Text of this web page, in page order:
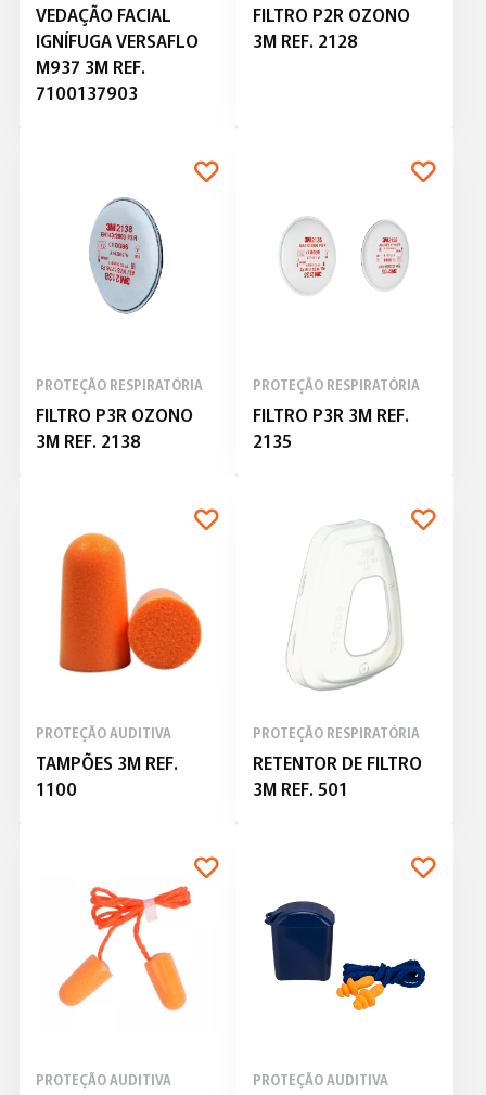
VEDAÇÃO FACIAL
IGNÍFUGA VERSAFLO
M937 3M REF.
7100137903
FILTRO P2R OZONO
3M REF. 2128
PROTEÇÃO RESPIRATÓRIA
FILTRO P3R OZONO
3M REF. 2138
PROTEÇÃO RESPIRATÓRIA
FILTRO P3R 3M REF.
2135
PROTEÇÃO AUDITIVA
TAMPÕES 3M REF.
1100
PROTEÇÃO RESPIRATÓRIA
RETENTOR DE FILTRO
3M REF. 501
PROTEÇÃO AUDITIVA PROTEÇÃO AUDITIVA